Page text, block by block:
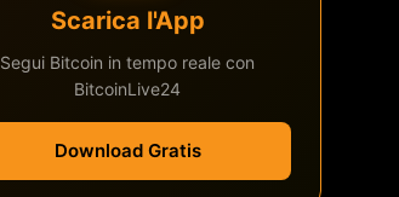
Scarica l'App
Segui Bitcoin in tempo reale con
BitcoinLive24
Download Gratis